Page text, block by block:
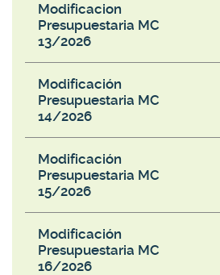
Modificacion
Presupuestaria MC
13/2026
Modificación
Presupuestaria MC
14/2026
Modificación
Presupuestaria MC
15/2026
Modificación
Presupuestaria MC
16/2026